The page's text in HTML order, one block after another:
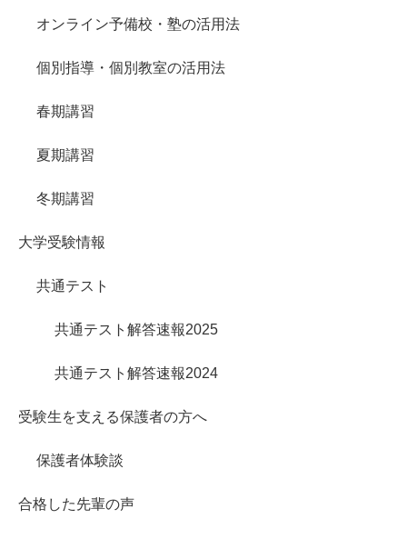
オンライン予備校・塾の活用法
個別指導・個別教室の活用法
春期講習
夏期講習
冬期講習
大学受験情報
共通テスト
共通テスト解答速報2025
共通テスト解答速報2024
受験生を支える保護者の方へ
保護者体験談
合格した先輩の声